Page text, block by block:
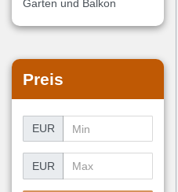
Garten und Balkon
Preis
EUR
EUR